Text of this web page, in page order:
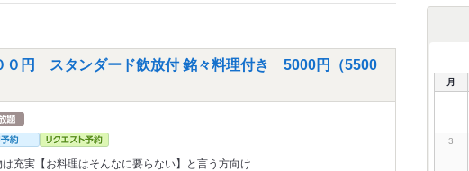
０円 スタンダード飲放付 銘々料理付き 5000円（5500
は充実【お料理はそんなに要らない】と言う方向け
月
3